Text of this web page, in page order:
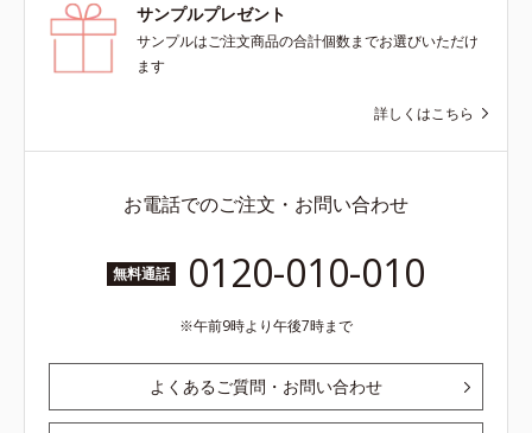
サンプルプレゼント
サンプルはご注文商品の合計個数までお選びいただけ
ます
詳しくはこちら
お電話でのご注文・お問い合わせ
無料通話 0120-010-010
午前9時より午後7時まで
よくあるご質問・お問い合わせ